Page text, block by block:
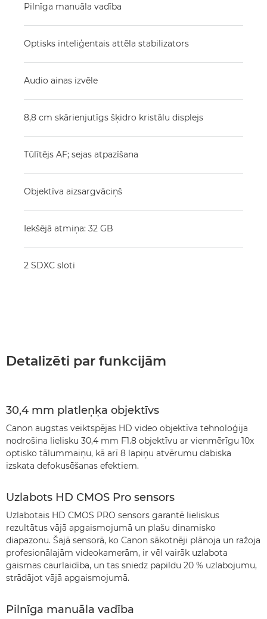
Pilnīga manuāla vadība
Optisks inteliģentais attēla stabilizators
Audio ainas izvēle
8,8 cm skārienjutīgs šķidro kristālu displejs
Tūlītējs AF; sejas atpazīšana
Objektīva aizsargvāciņš
Iekšējā atmiņa: 32 GB
2 SDXC sloti
Detalizēti par funkcijām
30,4 mm platleņķa objektīvs
Canon augstas veiktspējas HD video objektīva tehnoloģija
nodrošina lielisku 30,4 mm F1.8 objektīvu ar vienmērīgu 10x
optisko tālummaiņu, kā arī 8 lapiņu atvērumu dabiska
izskata defokusēšanas efektiem.
Uzlabots HD CMOS Pro sensors
Uzlabotais HD CMOS PRO sensors garantē lieliskus
rezultātus vājā apgaismojumā un plašu dinamisko
diapazonu. Šajā sensorā, ko Canon sākotnēji plānoja un ražoja
profesionālajām videokamerām, ir vēl vairāk uzlabota
gaismas caurlaidība, un tas sniedz papildu 20 % uzlabojumu,
strādājot vājā apgaismojumā.
Pilnīga manuāla vadība